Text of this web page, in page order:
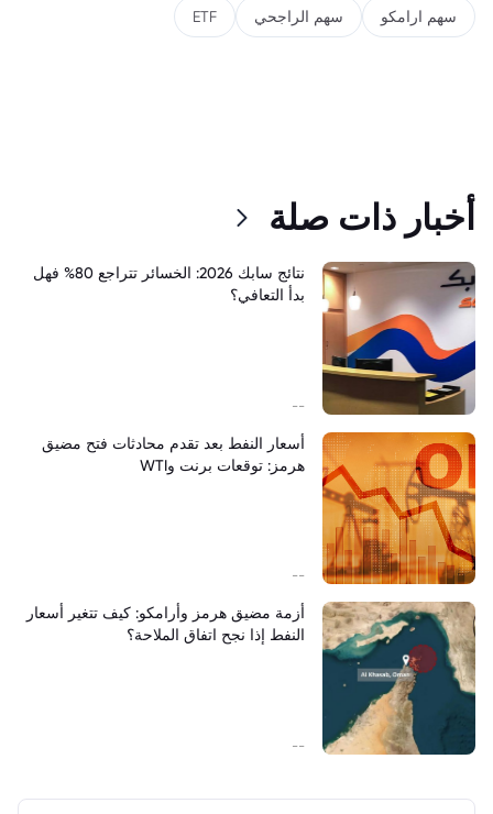
سهم ارامكو سهم الراجحي ETF
أخبار ذات صلة
نتائج سابك 2026: الخسائر تتراجع 80% فهل
بدأ التعافي؟
--
أسعار النفط بعد تقدم محادثات فتح مضيق
هرمز: توقعات برنت وWTI
--
أزمة مضيق هرمز وأرامكو: كيف تتغير أسعار
النفط إذا نجح اتفاق الملاحة؟
--